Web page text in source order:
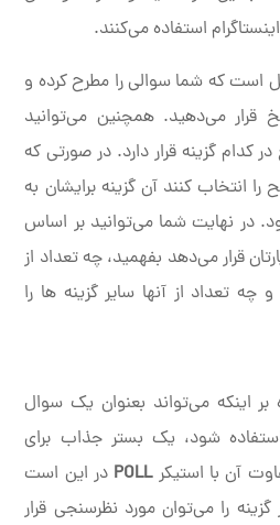
استفاده می‌کنند.
است که شما سوالی را مطرح کرده و
قرار می‌دهید. همچنین می‌توانید
کدام گزینه قرار دارد. در صورتی که
انتخاب کنند آن گزینه برایشان به
در نهایت شما می‌توانید بر اساس
قرار می‌دهد بفهمید، چه تعداد از
چه تعداد از آنها سایر گزینه ها را
بر اینکه می‌تواند بعنوان یک سوال
شود، یک بستر جذاب برای
آن با استیکرPOLL در این است
گزینه را می‌توان مورد نظرسنجی قرار